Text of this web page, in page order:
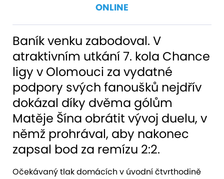
ONLINE
Baník venku zabodoval. V
atraktivním utkání 7. kola Chance
ligy v Olomouci za vydatné
podpory svých fanoušků nejdřív
dokázal díky dvěma gólům
Matěje Šína obrátit vývoj duelu, v
němž prohrával, aby nakonec
zapsal bod za remízu 2:2.
Očekávaný tlak domácích v úvodní čtvrthodině